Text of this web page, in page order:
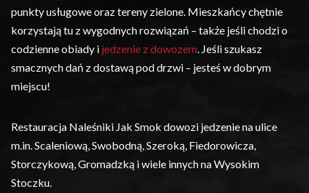
punkty usługowe oraz tereny zielone. Mieszkańcy chętnie
korzystają tu z wygodnych rozwiązań – także jeśli chodzi o
codzienne obiady i jedzenie z dowozem . Jeśli szukasz
smacznych dań z dostawą pod drzwi – jesteś w dobrym
miejscu!
Restauracja Naleśniki Jak Smok dowozi jedzenie na ulice
m.in. Scaleniową, Swobodną, Szeroką, Fiedorowicza,
Storczykową, Gromadzką i wiele innych na Wysokim
Stoczku.